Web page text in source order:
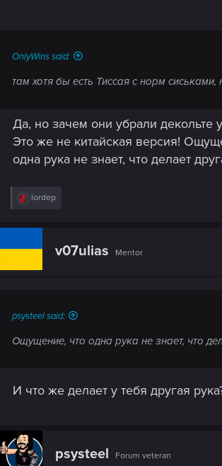
OnlyWins said:
там хотя бы есть Тиссая с норм сиськами,
Да, но зачем они убрали декольте
Это же не китайская версия!
одна рука не знает, что делает
R
c
lordep
v07ulias Mentor
psysteel said:
Ощущение, что одна рука не знает, что
И что же делает у тебя другая
psysteel Forum veteran